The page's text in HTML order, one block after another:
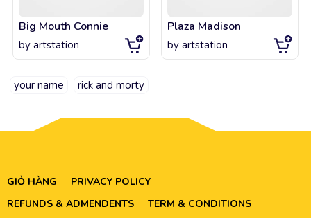
Big Mouth Connie
by artstation
Plaza Madison
by artstation
your name rick and morty
GIỎ HÀNG
PRIVACY POLICY
REFUNDS & ADMENDENTS
TERM & CONDITIONS